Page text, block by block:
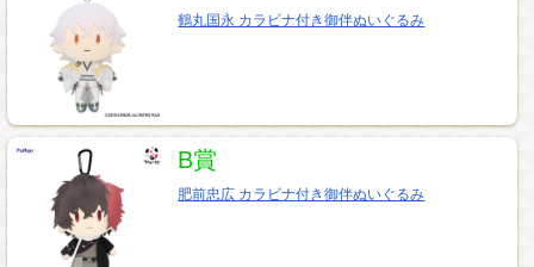
鶴丸国永 カラビナ付き御伴ぬいぐるみ
B賞
肥前忠広 カラビナ付き御伴ぬいぐるみ